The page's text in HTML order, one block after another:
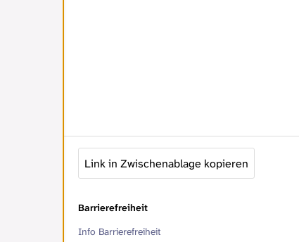
Link in Zwischenablage kopieren
Barrierefreiheit
Info Barrierefreiheit